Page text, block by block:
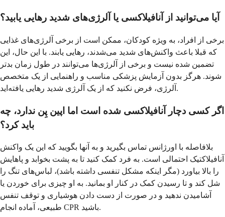
آیا می‌توانید از آنافیلاکسی یا آلرژی‌های شدید رهایی یابید؟
برخی از افراد، به ویژه کودکان، ممکن است از برخی آلرژی‌های غذایی
که قبلا باعث واکنش‌های شدید می‌شدند، رهایی یابند. با این حال، این
تضمین شده نیست و برخی از آلرژی‌ها می‌توانند در طول زمان بدتر
شوند. هرگز بدون آزمایش پزشکی مناسب و راهنمایی از یک متخصص
آلرژی، فرض نکنید که از یک آلرژی شدید رهایی یافته‌اید.
اگر کسی دچار آنافیلاکسی شده است اما اپین پِن ندارد، چه
باید کرد؟
بلافاصله با اورژانس تماس بگیرید و به آنها بگویید که این یک واکنش
آنافیلاکتیک احتمالی است. به فرد کمک کنید تا به پشت بخوابد و پاهایش
را بالا بیاورد (مگر اینکه مشکل تنفسی داشته باشد)، لباس‌های تنگ را
شل کند و تا رسیدن کمک در کنار او بمانید. به او چیزی برای خوردن یا
آشامیدن ندهید و در صورت از دست دادن هوشیاری و توقف تنفس
طبیعی، آماده انجام CPR باشید.